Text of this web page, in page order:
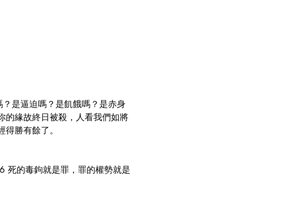
是逼迫嗎？是飢餓嗎？是赤身
的緣故終日被殺，人看我們如將
得勝有餘了。
死的毒鉤就是罪，罪的權勢就是